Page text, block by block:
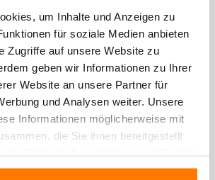
um Inhalte und Anzeigen zu
für soziale Medien anbieten
Zugriffe auf unsere Website zu
geben wir Informationen zu Ihrer
Website an unsere Partner für
und Analysen weiter. Unsere
Informationen möglicherweise mit
die Sie ihnen bereitgestellt
erreicht, vollständig von
wird.
eine zweite Fermentation mit der
der Schaumweinbereitung im
Methode) mit langsamer
niedriger Temperatur.